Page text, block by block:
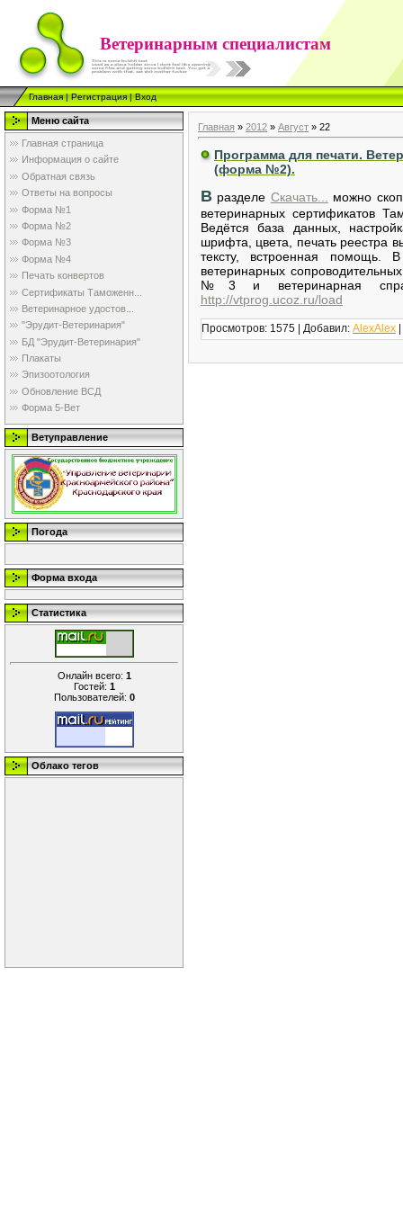
Ветеринарным специалистам
Главная|Регистрация|Вход
Меню сайта
Главная страница
Информация о сайте
Обратная связь
Ответы на вопросы
Форма №1
Форма №2
Форма №3
Форма №4
Печать конвертов
Сертификаты Таможенн...
Ветеринарное удостов...
"Эрудит-Ветеринария"
БД "Эрудит-Ветеринария"
Плакаты
Эпизоотология
Обновление ВСД
Форма 5-Вет
Ветуправление
Погода
Форма входа
Статистика
Онлайн всего: 1
Гостей: 1
Пользователей: 0
Облако тегов
Главная » 2012 » Август » 22
Программа для печати.
(форма №2).
В разделе Скачать... можно
ветеринарных
Ведётся база данных,
шрифта, цвета, печать
тексту, встроенная
ветеринарных
№3 и ветеринарная
http://vtprog.ucoz.ru/load
Просмотров: 1575 | Добавил: AlexAlex